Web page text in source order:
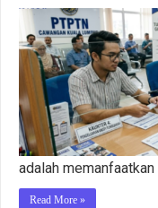
adalah
Read More »